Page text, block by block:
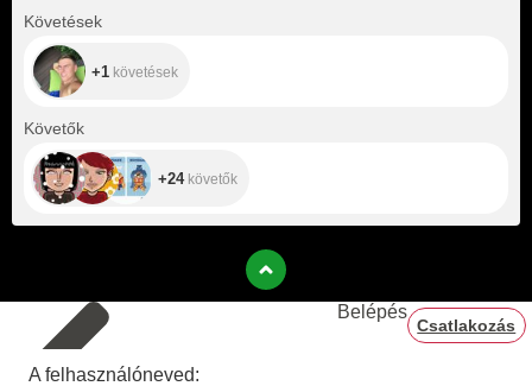
Követések
+1
+1 követések
Követők
+24követők
Belépés
Csatlakozás
A felhasználóneved: